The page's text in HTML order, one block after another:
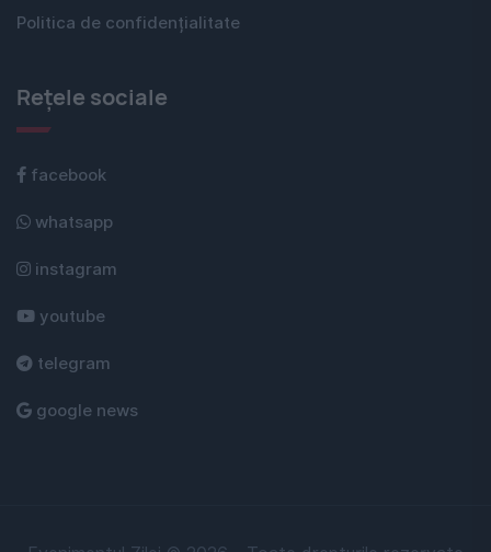
Politica de confidențialitate
Rețele sociale
facebook
whatsapp
instagram
youtube
telegram
google news